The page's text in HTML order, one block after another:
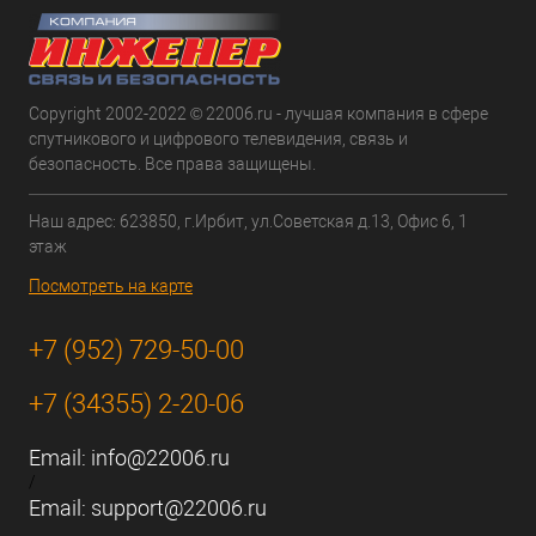
Copyright 2002-2022 © 22006.ru - лучшая компания в сфере
спутникового и цифрового телевидения, связь и
безопасность. Все права защищены.
Наш адрес: 623850, г.Ирбит, ул.Советская д.13, Офис 6, 1
этаж
Посмотреть на карте
+7 (952) 729-50-00
+7 (34355) 2-20-06
Email: info@22006.ru
/
Email: support@22006.ru